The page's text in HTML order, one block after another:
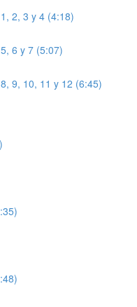
2, 3 y 4 (4:18)
6 y 7 (5:07)
9, 10, 11 y 12 (6:45)